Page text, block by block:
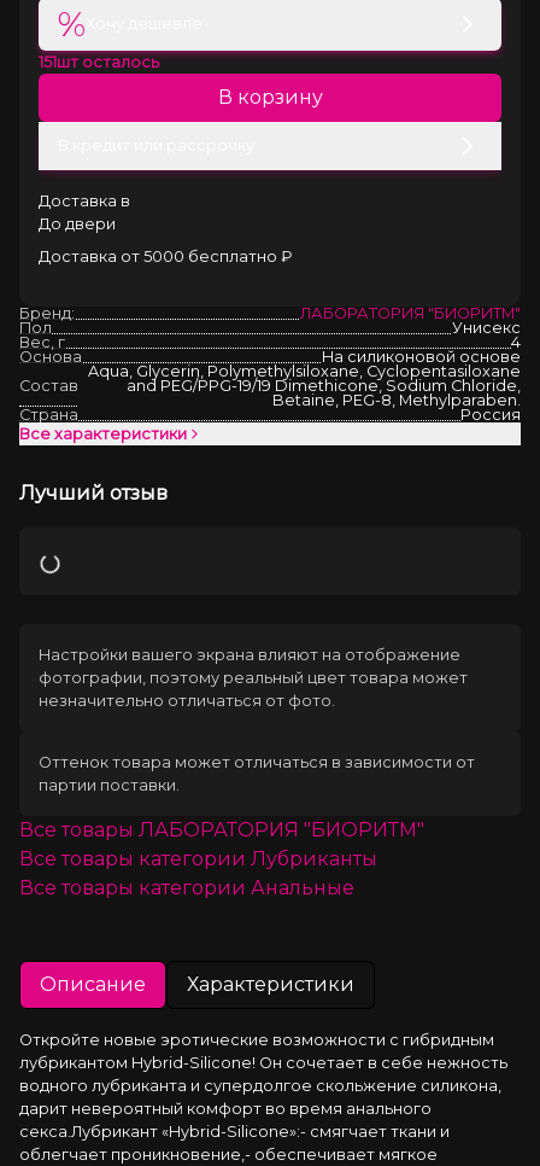
%
151шт осталось
В корзину
Доставка в
До двери
Доставка от 5000 бесплатно ₽
Бренд:
ЛАБОРАТОРИЯ "БИОРИТМ"
Пол
Унисекс
Вес, г
4
Основа
На силиконовой основе
Состав
Aqua, Glycerin, Polymethylsiloxane, Cyclopentasiloxane
and PEG/PPG-19/19 Dimethicone, Sodium Chloride,
Betaine, PEG-8, Methylparaben.
Страна
Россия
Все характеристики
Лучший отзыв
Загрузка
Настройки вашего экрана влияют на отображение
фотографии, поэтому реальный цвет товара может
незначительно отличаться от фото.
Оттенок товара может отличаться в зависимости от
партии поставки.
Все товары ЛАБОРАТОРИЯ "БИОРИТМ"
Все товары категории Лубриканты
Все товары категории Анальные
Описание Характеристики
Откройте новые эротические возможности с гибридным
лубрикантом Hybrid-Silicone! Он сочетает в себе нежность
водного лубриканта и супердолгое скольжение силикона,
дарит невероятный комфорт во время анального
секса.Лубрикант «Hybrid-Silicone»:- смягчает ткани и
облегчает проникновение,- обеспечивает мягкое